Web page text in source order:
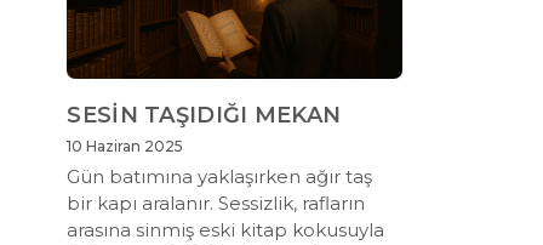
SESİN TAŞIDIĞI MEKAN
10 Haziran 2025
Gün batımına yaklaşırken ağır taş
bir kapı aralanır. Sessizlik, rafların
arasına sinmiş eski kitap kokusuyla